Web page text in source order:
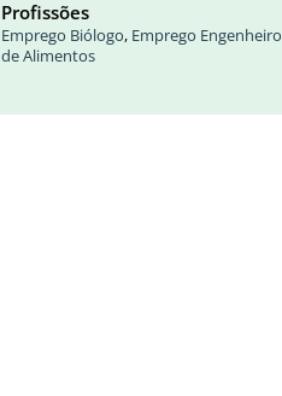
Profissões
Emprego Biólogo, Emprego Engenheiro
de Alimentos